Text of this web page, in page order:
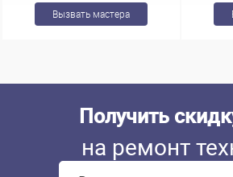
Вызвать мастера
Получить
на ремонт